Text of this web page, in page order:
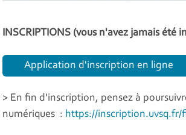
INSCRIPTIONS (vous n'avez jamais été
Application d'inscription en ligne
> En fin d'inscription, pensez à
numériques : https://